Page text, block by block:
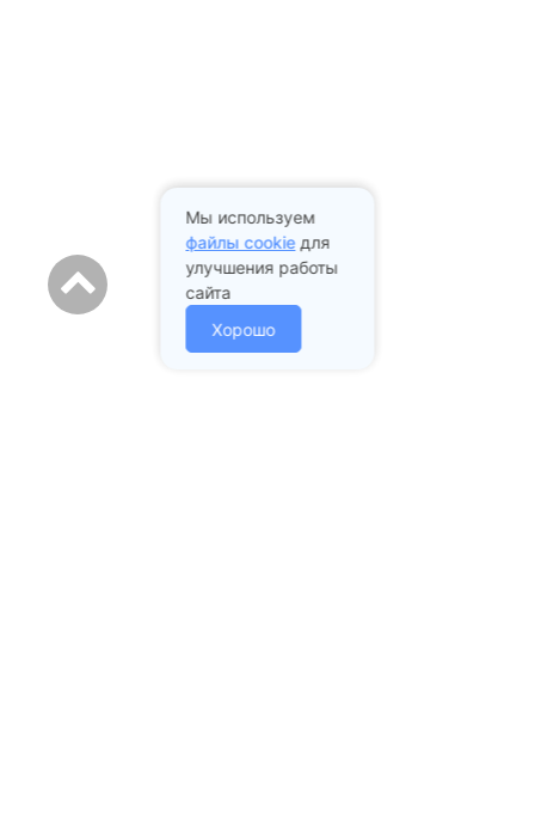
Мы используем
файлы cookieдля
улучшения работы
сайта
Хорошо